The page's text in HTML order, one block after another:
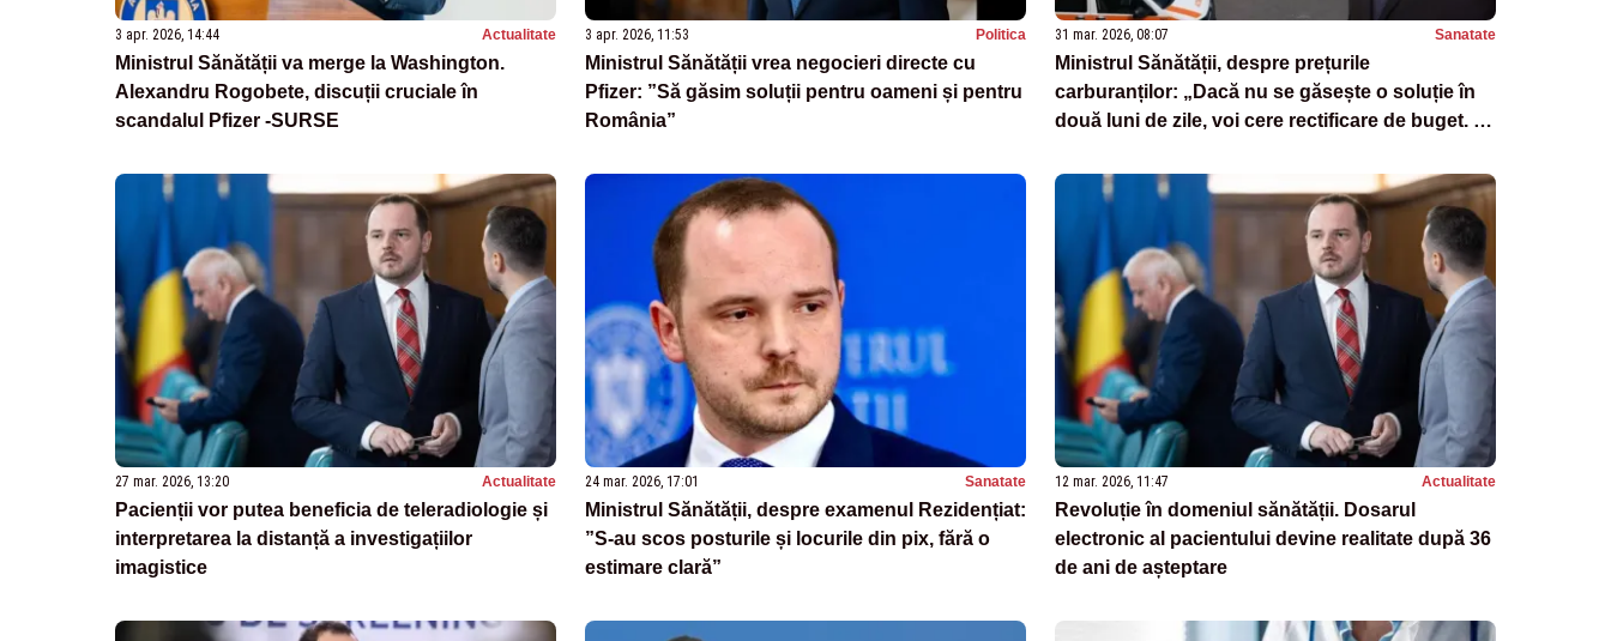
3 apr. 2026, 14:44 Actualitate
Ministrul Sănătății va merge la Washington.
Alexandru Rogobete, discuții cruciale în
scandalul Pfizer -SURSE
3 apr. 2026, 11:53 Politica
Ministrul Sănătății vrea negocieri directe cu
Pfizer: ”Să găsim soluții pentru oameni și pentru
România”
31 mar. 2026, 08:07 Sanatate
Ministrul Sănătății, despre prețurile
carburanților: „Dacă nu se găsește o soluție în
două luni de zile, voi cere rectificare de buget. O
27 mar. 2026, 13:20 Actualitate
Pacienții vor putea beneficia de teleradiologie și
interpretarea la distanță a investigațiilor
imagistice
24 mar. 2026, 17:01 Sanatate
Ministrul Sănătății, despre examenul Rezidențiat:
”S-au scos posturile și locurile din pix, fără o
estimare clară”
12 mar. 2026, 11:47 Actualitate
Revoluție în domeniul sănătății. Dosarul
electronic al pacientului devine realitate după 36
de ani de așteptare